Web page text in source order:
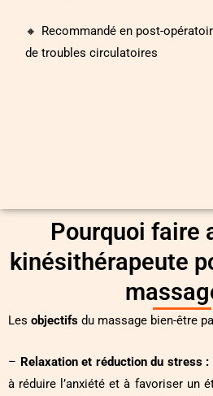
🔸 Recommandé en post-
de troubles circulatoires
Pourquoi faire
kinésithérapeute
Les objectifs du massage bien-être
– Relaxation et réduction du stress :
à réduire l’anxiété et à favoriser un